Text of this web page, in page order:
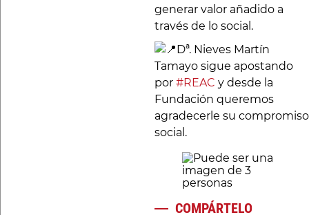
generar valor añadido a
través de lo social.
Dª. Nieves Martín
Tamayo sigue apostando
por #REAC y desde la
Fundación queremos
agradecerle su compromiso
social.
COMPÁRTELO